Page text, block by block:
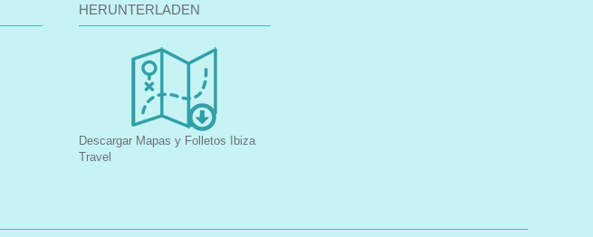
HERUNTERLADEN
Descargar Mapas y Folletos Ibiza
Travel